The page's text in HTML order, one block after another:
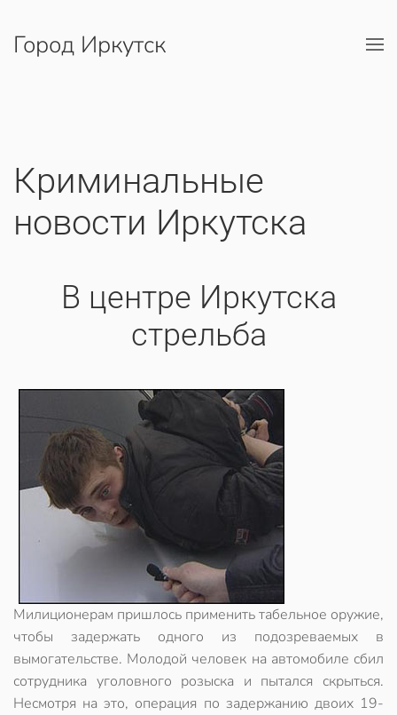
Перейти к содержимому
Город Иркутск
Криминальные
новости Иркутска
В центре Иркутска
стрельба
Милиционерам пришлось применить табельное оружие,
чтобы задержать одного из подозреваемых в
вымогательстве. Молодой человек на автомобиле сбил
сотрудника уголовного розыска и пытался скрыться.
Несмотря на это, операция по задержанию двоих 19-